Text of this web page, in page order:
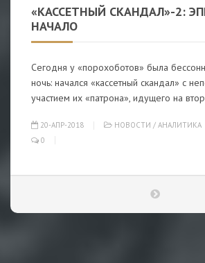
«КАССЕТНЫЙ СКАНДАЛ»-2:
НАЧАЛО
Сегодня у «порохоботов» была
ночь: начался «кассетный скандал» с
участием их «патрона», идущего на
20-АПР-2018 НОВОСТИ / АНАЛИТИКА
0